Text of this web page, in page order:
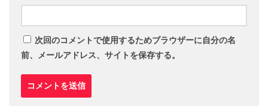
次回のコメントで使用するためブラウザーに自分の名
前、メールアドレス、サイトを保存する。